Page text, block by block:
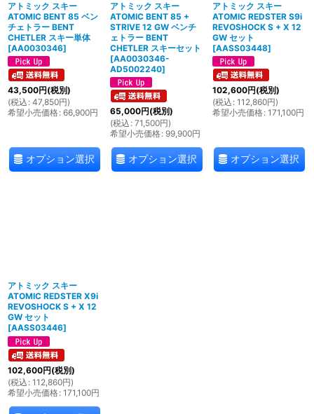
アトミック スキー
ATOMIC BENT 85 ベン
チェトラー BENT
CHETLER スキー単体
[AA0030346]
43,500円(税別)
(税込 : 47,850円)
希望小売価格: 66,900円
オプション選択
アトミック スキー
ATOMIC BENT 85 +
STRIVE 12 GW ベンチ
ェトラー BENT
CHETLER スキーセット
[AA0030346-
AD5002240]
65,000円(税別)
(税込 : 71,500円)
希望小売価格: 99,900円
オプション選択
アトミック スキー
ATOMIC REDSTER S9i
REVOSHOCK S + X 12
GW セット
[AASS03448]
102,600円(税別)
(税込 : 112,860円)
希望小売価格: 171,100円
オプション選択
アトミック スキー
ATOMIC REDSTER X9i
REVOSHOCK S + X 12
GW セット
[AASS03446]
102,600円(税別)
(税込 : 112,860円)
希望小売価格: 171,100円